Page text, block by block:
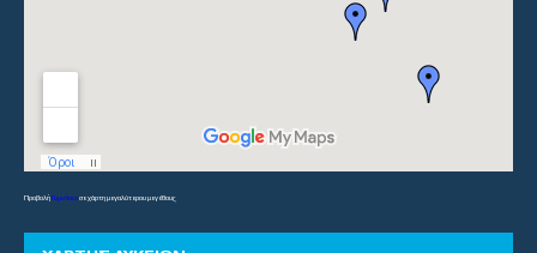
ΠροβολήΓυμνάσιασε χάρτη μεγαλύτερου μεγέθους